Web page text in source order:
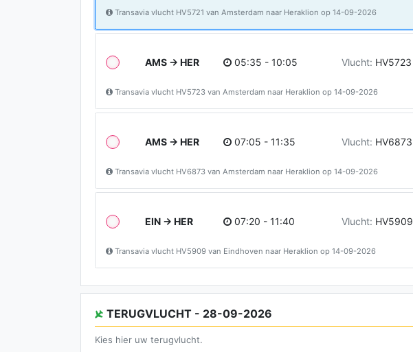
Transavia vlucht HV5721 van Amsterdam naar Heraklion op 14-09-2026
AMS → HER 05:35 - 10:05 Vlucht: HV5723
Transavia vlucht HV5723 van Amsterdam naar Heraklion op 14-09-2026
AMS → HER 07:05 - 11:35 Vlucht: HV6873
Transavia vlucht HV6873 van Amsterdam naar Heraklion op 14-09-2026
EIN → HER 07:20 - 11:40 Vlucht: HV5909
Transavia vlucht HV5909 van Eindhoven naar Heraklion op 14-09-2026
TERUGVLUCHT - 28-09-2026
Kies hier uw terugvlucht.